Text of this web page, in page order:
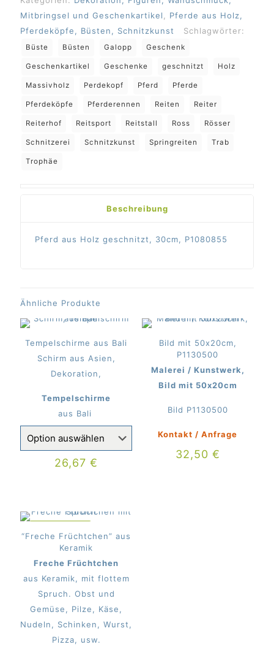
Mitbringsel und Geschenkartikel
Pferde aus Holz,
Pferdeköpfe, Büsten, Schnitzkunst
Schlagwörter:
Büste Büsten Galopp Geschenk
Geschenkartikel Geschenke geschnitzt Holz
Massivholz Perdekopf Pferd Pferde
Pferdeköpfe Pferderennen Reiten Reiter
Reiterhof Reitsport Reitstall Ross Rösser
Schnitzerei Schnitzkunst Springreiten Trab
Trophäe
Beschreibung
Pferd aus Holz geschnitzt, 30cm, P1080855
Ähnliche Produkte
Tempelschirme aus Bali
Schirm aus Asien,
Dekoration,
Tempelschirme
aus Bali
26,67€
Bild mit 50x20cm,
P1130500
Malerei / Kunstwerk,
Bild mit 50x20cm
Bild P1130500
Kontakt / Anfrage
32,50 €
“Freche Früchtchen” aus
Keramik
Freche Früchtchen
aus Keramik, mit flottem
Spruch. Obst und
Gemüse, Pilze, Käse,
Nudeln, Schinken, Wurst,
Pizza, usw.